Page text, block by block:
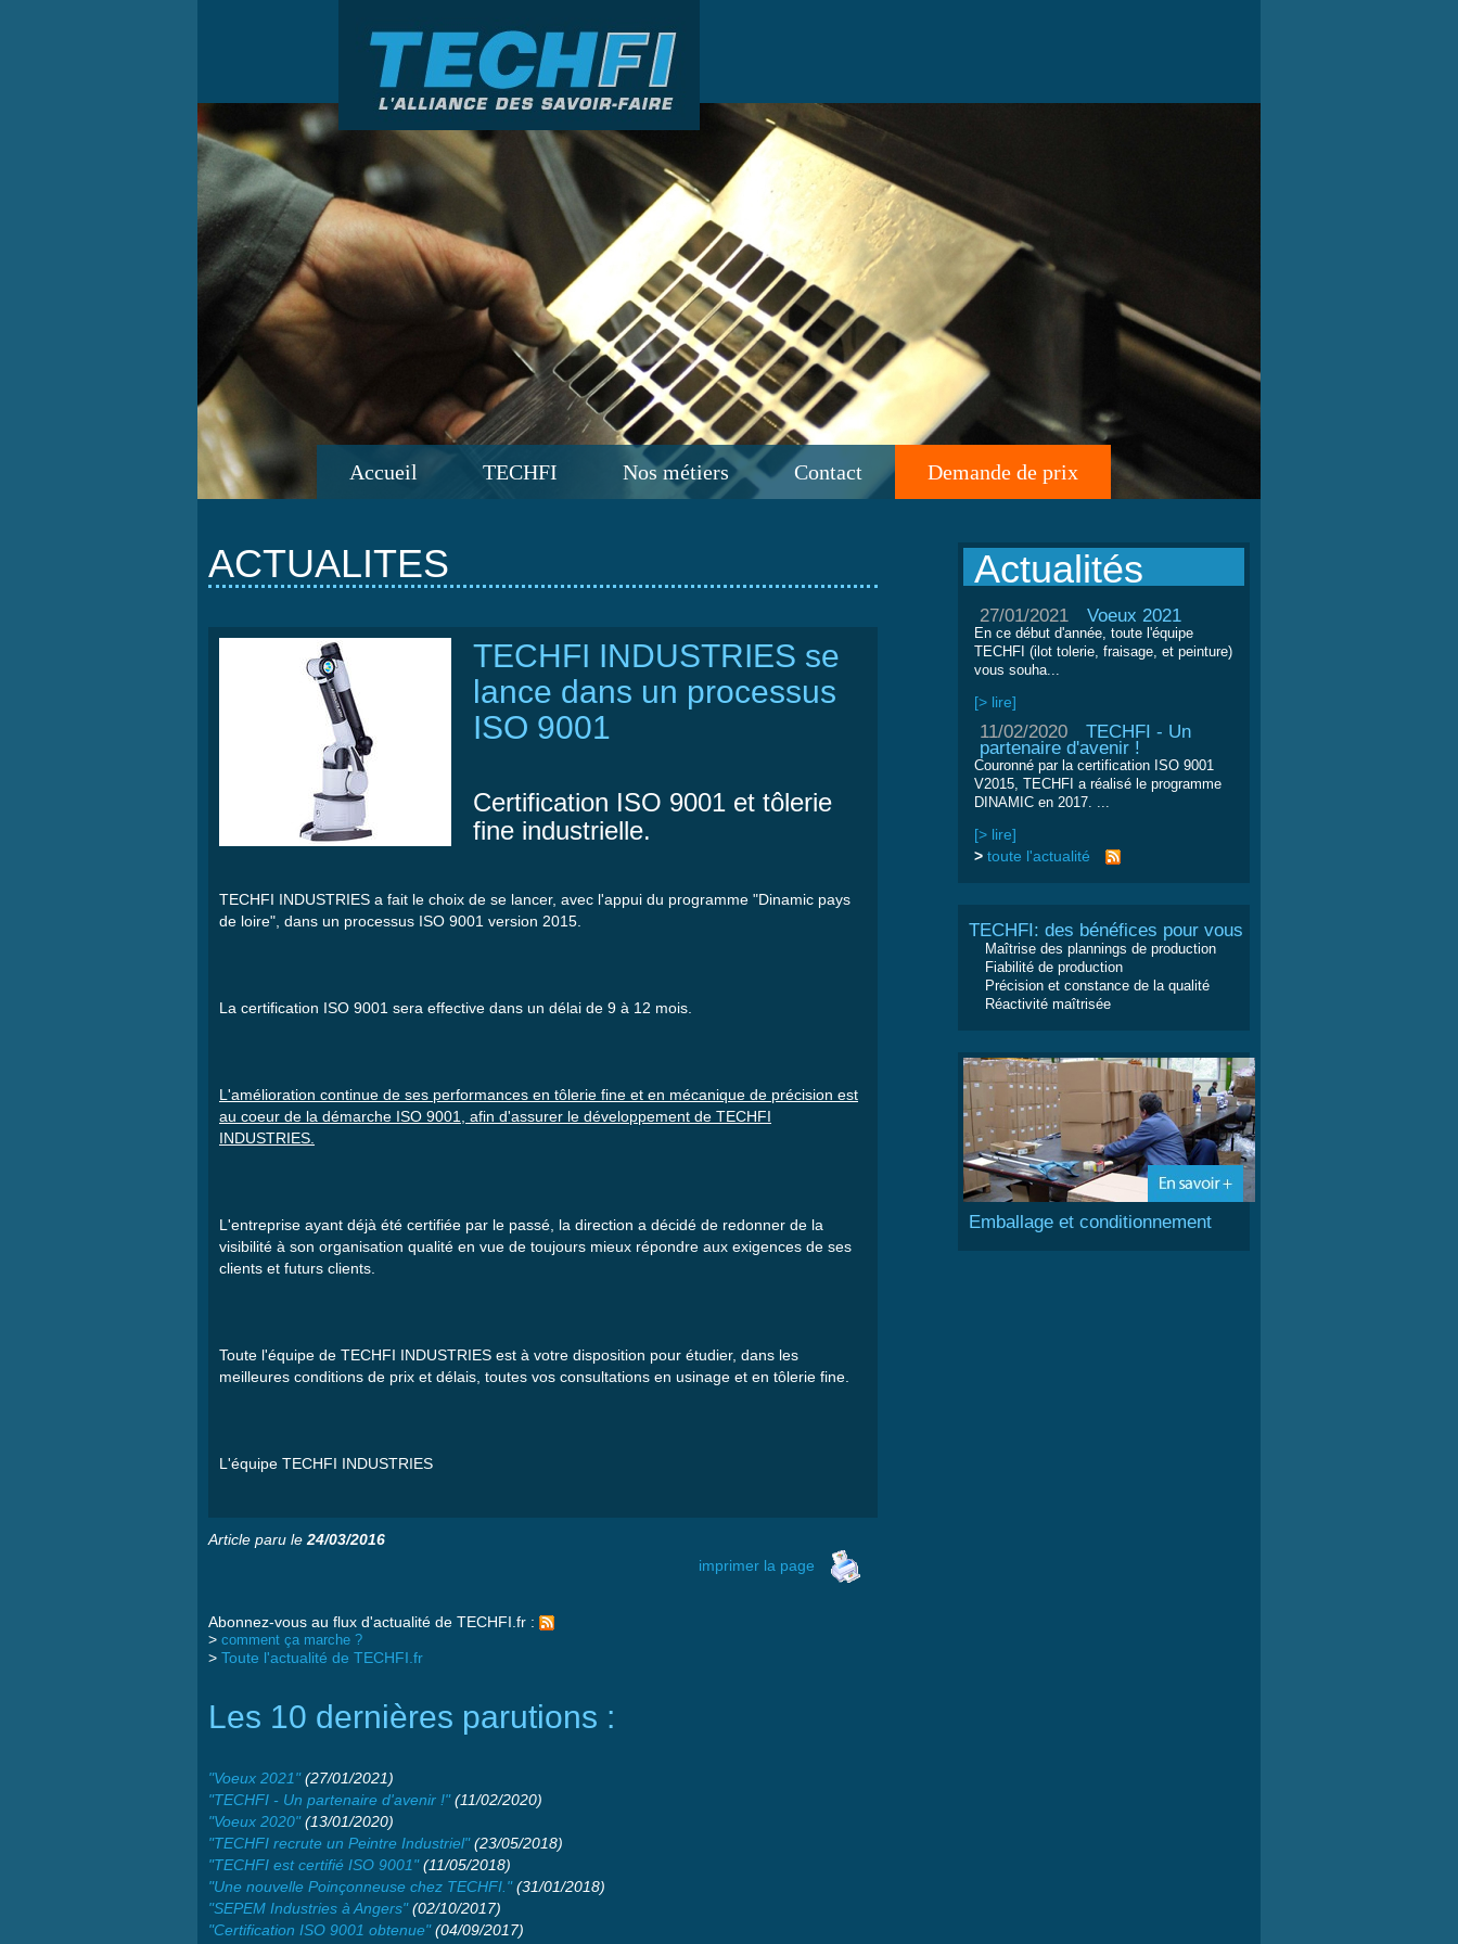
Accueil TECHFI Nos métiers Contact Demande de prix
Actualités
27/01/2021 Voeux 2021
En ce début d'année, toute l'équipe
TECHFI (ilot tolerie, fraisage, et peinture)
vous souha...
[> lire]
11/02/2020 TECHFI - Un
partenaire d'avenir !
Couronné par la certification ISO 9001
V2015, TECHFI a réalisé le programme
DINAMIC en 2017. ...
[> lire]
> toute l'actualité
TECHFI: des bénéfices pour vous
Maîtrise des plannings de production
Fiabilité de production
Précision et constance de la qualité
Réactivité maîtrisée
Emballage et conditionnement
ACTUALITES
TECHFI INDUSTRIES se
lance dans un processus
ISO 9001
Certification ISO 9001 et tôlerie
fine industrielle.
TECHFI INDUSTRIES a fait le choix de se lancer, avec l'appui du programme "Dinamic pays
de loire", dans un processus ISO 9001 version 2015.
La certification ISO 9001 sera effective dans un délai de 9 à 12 mois
L'amélioration continue de ses performances en tôlerie fine et en mécanique de précision est
au coeur de la démarche ISO 9001, afin d'assurer le développement de TECHFI
INDUSTRIES.
L'entreprise ayant déjà été certifiée par le passé , la direction a décidé de redonner de la
visibilité à son organisation qualité en vue de toujours mieux répondre aux exigences de ses
clients et futurs clients.
Toute l'équipe de TECHFI INDUSTRIES est à votre disposition pour étudier, dans les
meilleures conditions de prix et délais toutes vos consultations en usinage et en tôlerie fine.
L'équipe TECHFI INDUSTRIES
Article paru le 24/03/2016
imprimer la page
Abonnez-vous au flux d'actualité de TECHFI.fr :
> comment ça marche ?
> Toute l'actualité de TECHFI.fr
Les 10 dernières parutions :
"Voeux 2021"(27/01/2021)
"TECHFI - Un partenaire d'avenir !"(11/02/2020)
"Voeux 2020"(13/01/2020)
"TECHFI recrute un Peintre Industriel"(23/05/2018)
"TECHFI est certifié ISO 9001"(11/05/2018)
"Une nouvelle Poinçonneuse chez TECHFI."(31/01/2018)
"SEPEM Industries à Angers"(02/10/2017)
"Certification ISO 9001 obtenue"(04/09/2017)